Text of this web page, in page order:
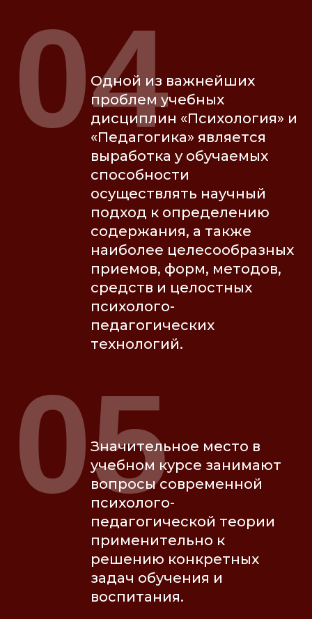
Одной из важнейших
проблем учебных
дисциплин «Психология» и
«Педагогика» является
выработка у обучаемых
способности
осуществлять научный
подход к определению
содержания, а также
наиболее целесообразных
приемов, форм, методов,
средств и целостных
психолого-
педагогических
технологий.
04
Значительное место в
учебном курсе занимают
вопросы современной
психолого-
педагогической теории
применительно к
решению конкретных
задач обучения и
воспитания.
05